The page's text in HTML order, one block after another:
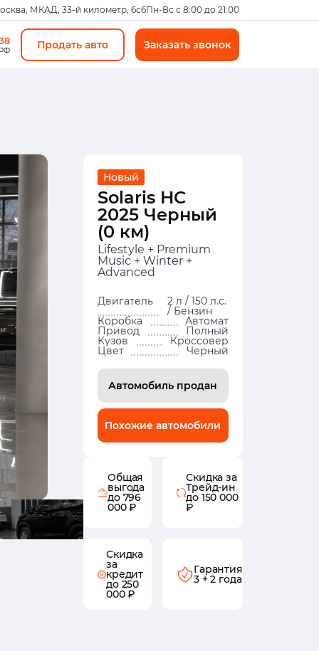
МКАД, 33-й километр, 6с6Пн-Вс с 8:00 до 21:00
Продать авто Заказать звонок
Новый
Solaris HC
2025 Черный
(0 км)
Lifestyle + Premium
Music + Winter +
Advanced
Двигатель 2 л / 150 л.с.
/ Бензин
Коробка Автомат
Привод Полный
Кузов Кроссовер
Цвет Черный
Автомобиль продан
Похожие автомобили
Общая
выгода
до 796
000 ₽
Скидка за
Трейд-ин
до 150 000
₽
Скидка
за
кредит
до 250
000 ₽
Гарантия
3 + 2 года